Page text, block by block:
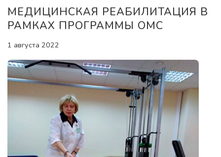
МЕДИЦИНСКАЯ РЕАБИЛИТАЦИЯ В
РАМКАХ ПРОГРАММЫ ОМС
1 августа 2022